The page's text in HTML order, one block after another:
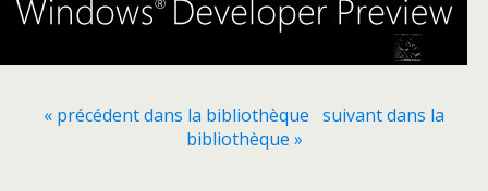
« précédent dans la bibliothèque suivant dans la
bibliothèque »